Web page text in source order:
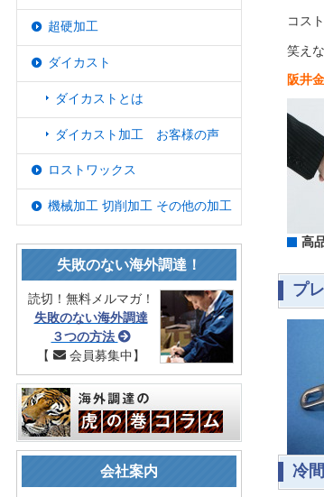
コス
笑え
阪井
高
プ
冷
超硬加工
ダイカスト
ダイカストとは
ダイカスト加工 お客様の声
ロストワックス
機械加工 切削加工 その他の加工
失敗のない海外調達！
読切！無料メルマガ！
失敗のない海外調達
３つの方法
【
会員募集中】
会社案内